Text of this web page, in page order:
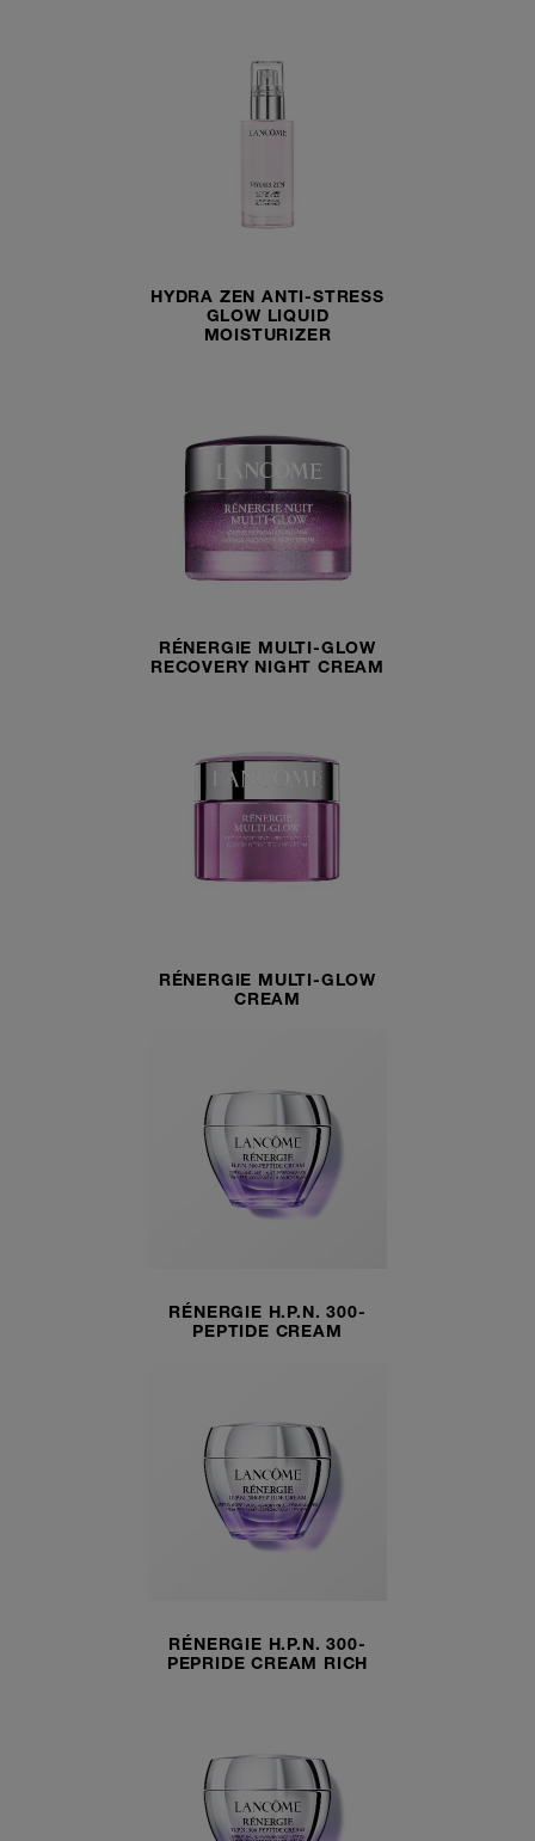
HYDRA ZEN ANTI-STRESS
GLOW LIQUID
MOISTURIZER
RÉNERGIE MULTI-GLOW
RECOVERY NIGHT CREAM
RÉNERGIE MULTI-GLOW
CREAM
RÉNERGIE H.P.N. 300-
PEPTIDE CREAM
RÉNERGIE H.P.N. 300-
PEPRIDE CREAM RICH